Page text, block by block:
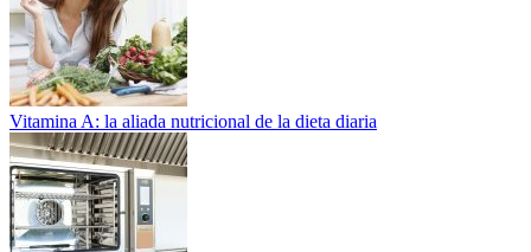
Vitamina A: la aliada nutricional de la dieta diaria